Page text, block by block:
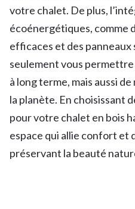
votre chalet. De plus,
écoénergétiques, comme
efficaces et des panneaux
seulement vous
à long terme, mais aussi
la planète. En choisissant
pour votre chalet en bois
espace qui allie confort et
préservant la beauté